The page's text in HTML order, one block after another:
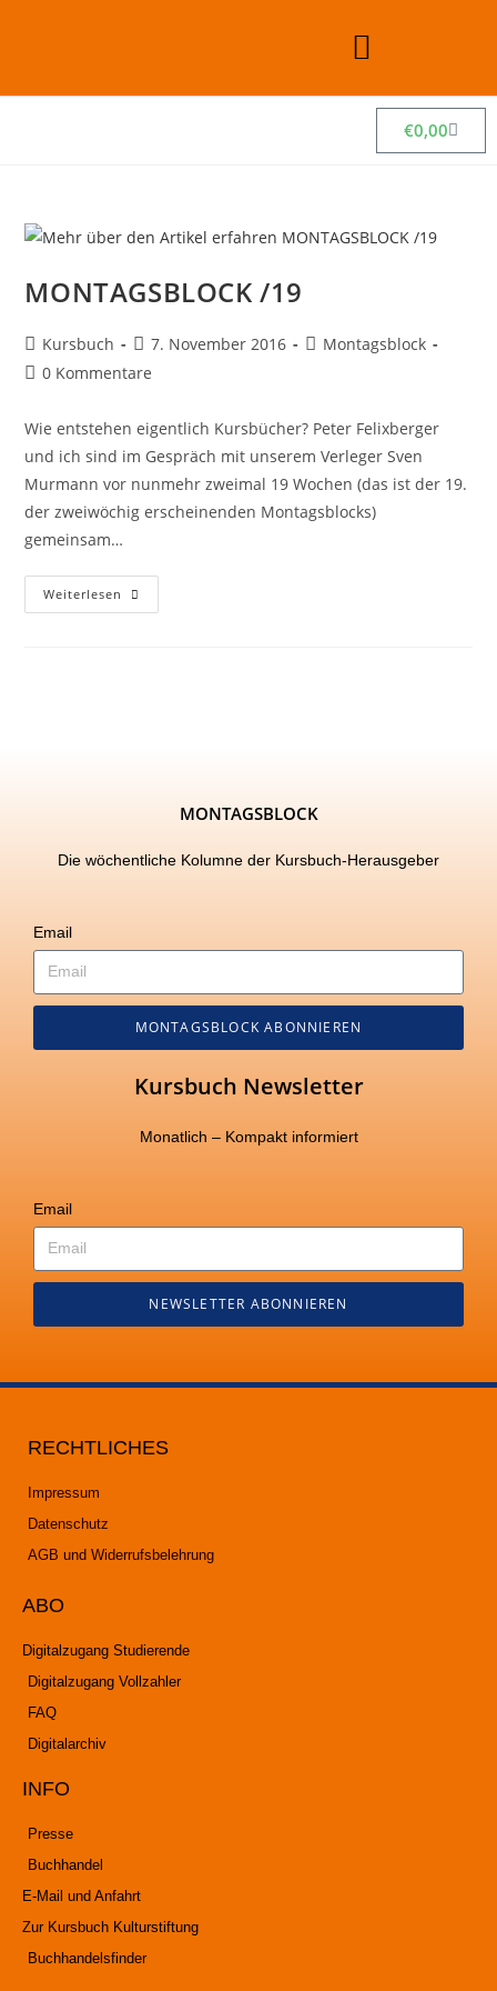
€0,00
MONTAGSBLOCK /19
Kursbuch 7. November 2016
Montagsblock
0 Kommentare
Wie entstehen eigentlich Kursbücher? Peter Felixberger
und ich sind im Gespräch mit unserem Verleger Sven
Murmann vor nunmehr zweimal 19 Wochen (das ist der 19.
der zweiwöchig erscheinenden Montagsblocks)
gemeinsam…
Weiterlesen
MONTAGSBLOCK
Die wöchentliche Kolumne der Kursbuch-Herausgeber
Email
MONTAGSBLOCK ABONNIEREN
Kursbuch Newsletter
Monatlich – Kompakt informiert
Email
NEWSLETTER ABONNIEREN
RECHTLICHES
Impressum
Datenschutz
AGB und Widerrufsbelehrung
ABO
Digitalzugang Studierende
Digitalzugang Vollzahler
FAQ
Digitalarchiv
INFO
Presse
Buchhandel
E-Mail und Anfahrt
Zur Kursbuch Kulturstiftung
Buchhandelsfinder